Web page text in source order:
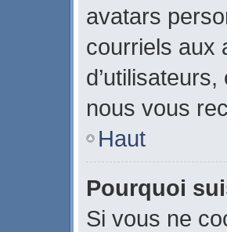
avatars
courriels aux
nous vous
Haut
Pourquoi
Si vous ne